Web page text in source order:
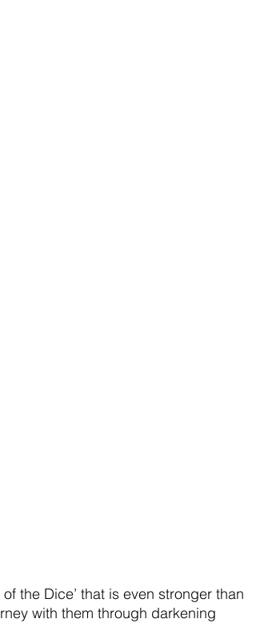
the Dice’ that is even stronger than
with them through darkening